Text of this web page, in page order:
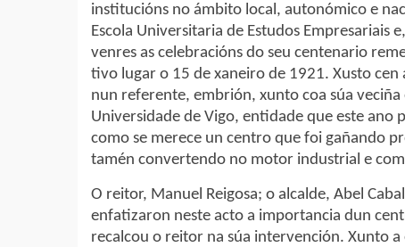
institucións no ámbito local, autonómico e
Escola Universitaria de Estudos Empresariais
venres as celebracións do seu centenario
tivo lugar o 15 de xaneiro de 1921. Xusto cen
nun referente, embrión, xunto coa súa veciña
Universidade de Vigo, entidade que este ano
como se merece un centro que foi gañando
tamén convertendo no motor industrial e
O reitor, Manuel Reigosa; o alcalde, Abel
enfatizaron neste acto a importancia dun
recalcou o reitor na súa intervención. Xunto